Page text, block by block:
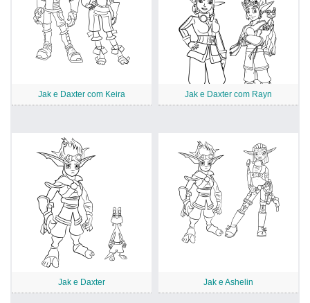
Jak e Daxter com Keira Jak e Daxter com Rayn
Jak e Daxter Jak e Ashelin